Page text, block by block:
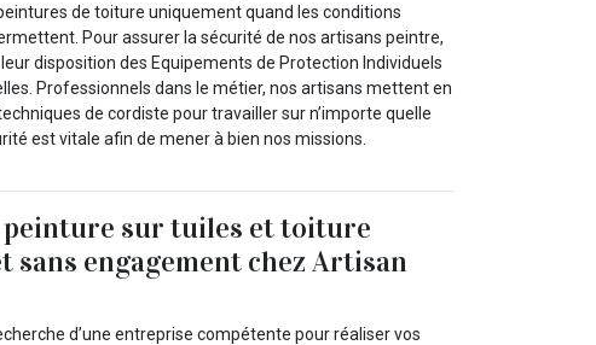
de toiture uniquement quand les conditions
Pour assurer la sécurité de nos artisans peintre,
disposition des Equipements de Protection Individuels
Professionnels dans le métier, nos artisans mettent en
de cordiste pour travailler sur n’importe quelle
est vitale afin de mener à bien nos missions.
peinture sur tuiles et toiture
sans engagement chez Artisan
d’une entreprise compétente pour réaliser vos